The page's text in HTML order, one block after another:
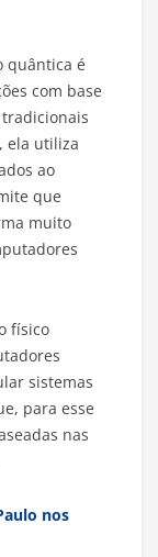
quântica é
com base
ela utiliza
ao
que
muito
físico
sistemas
para esse
nas
nos